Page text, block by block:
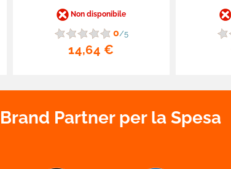
Non disponibile
0/5
14,64 €
Brand Partner per la Spesa